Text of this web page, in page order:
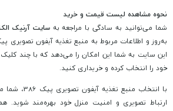
نحوه مشاهده لیست قیمت و خرید
شما می‌توانید به سادگی با مراجعه به سایت آرنیک
این سایت به شما این امکان را می‌دهد که با چند
خود را انتخاب کرده و خریداری کنید.
با انتخاب منبع
ارتباط تصویری و امنیت منزل خود بهره‌مند شوید.